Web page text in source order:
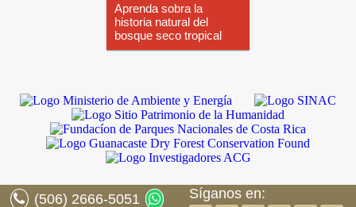
Aprenda sobra la
historia natural del
bosque seco tropical
(506) 2666-5051 Síganos en: